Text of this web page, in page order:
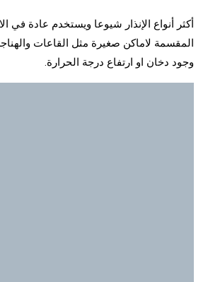
أكثر أنواع الإنذار شيوعا ويستخدم عادة في
المقسمة لاماكن صغيرة مثل القاعات
وجود دخان او ارتفاع درجة الحرارة.